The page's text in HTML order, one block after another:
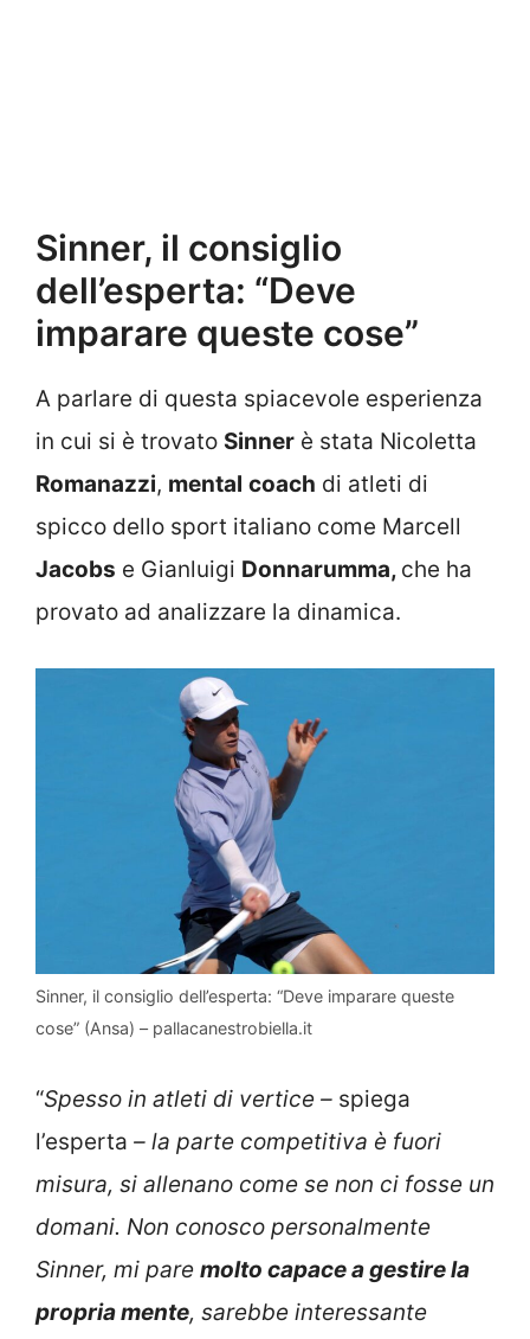
Sinner, il consiglio
dell’esperta: “Deve
imparare queste cose”
A parlare di questa spiacevole esperienza
in cui si è trovato Sinner è stata Nicoletta
Romanazzi, mental coach di atleti di
spicco dello sport italiano come Marcell
Jacobs e Gianluigi Donnarumma, che ha
provato ad analizzare la dinamica.
Sinner, il consiglio dell’esperta: “Deve imparare queste
cose” (Ansa) – pallacanestrobiella.it
“Spesso in atleti di vertice – spiega
l’esperta – la parte competitiva è fuori
misura, si allenano come se non ci fosse un
domani. Non conosco personalmente
Sinner, mi pare molto capace a gestire la
propria mente, sarebbe interessante